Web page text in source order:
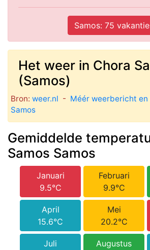
Samos: 75
Het weer in Chora
(Samos)
Bron: weer.nl - Méér weerbericht en
Samos
Gemiddelde
Samos Samos
Januari
9.5°C
Februari
9.9°C
April
15.6°C
Mei
20.2°C
Juli
Augustus